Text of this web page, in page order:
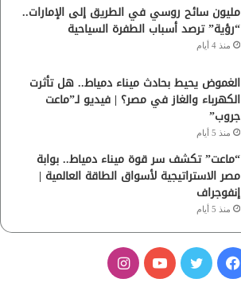
مليون سائح روسي في الطريق إلى الإمارات..
“رؤية” ترصد أسباب الطفرة السياحية
منذ 4 أيام
الغموض يحيط بحادث ميناء دمياط.. هل تأثرت
الكهرباء والغاز في مصر؟ | فيديو لـ”ماعت
جروب”
منذ 5 أيام
“ماعت” تكشف سر قوة ميناء دمياط.. بوابة
مصر الاستراتيجية لأسواق الطاقة العالمية |
إنفوجراف
منذ 5 أيام